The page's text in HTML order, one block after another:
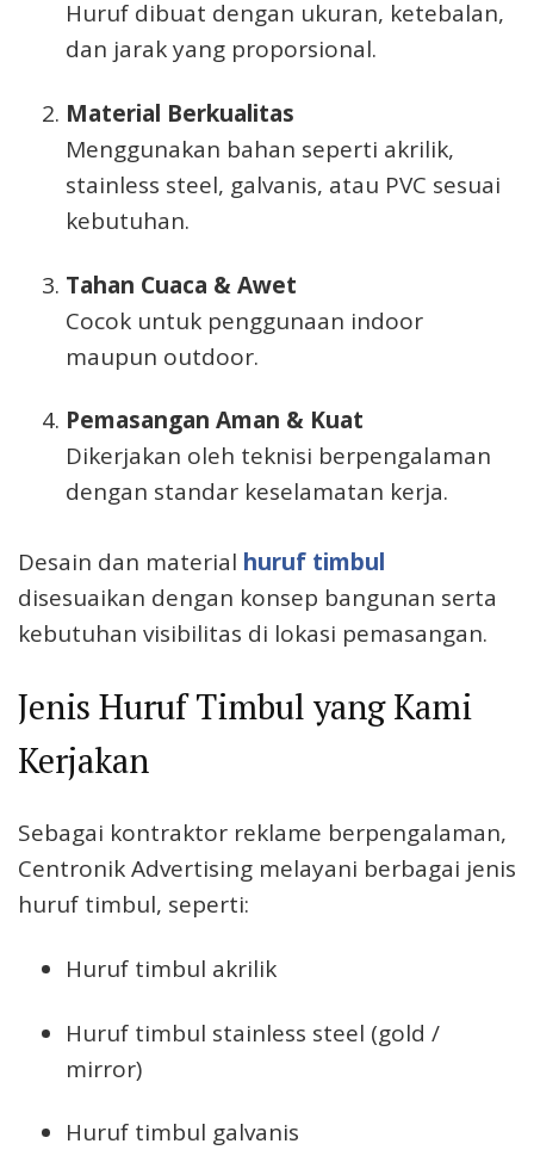
Huruf dibuat dengan ukuran, ketebalan,
dan jarak yang proporsional.
Material Berkualitas
Menggunakan bahan seperti akrilik,
stainless steel, galvanis, atau PVC sesuai
kebutuhan.
Tahan Cuaca & Awet
Cocok untuk penggunaan indoor
maupun outdoor.
Pemasangan Aman & Kuat
Dikerjakan oleh teknisi berpengalaman
dengan standar keselamatan kerja.
Desain dan material huruf timbul
disesuaikan dengan konsep bangunan serta
kebutuhan visibilitas di lokasi pemasangan.
Jenis Huruf Timbul yang Kami
Kerjakan
Sebagai kontraktor reklame berpengalaman,
Centronik Advertising melayani berbagai jenis
huruf timbul, seperti:
Huruf timbul akrilik
Huruf timbul stainless steel (gold /
mirror)
Huruf timbul galvanis